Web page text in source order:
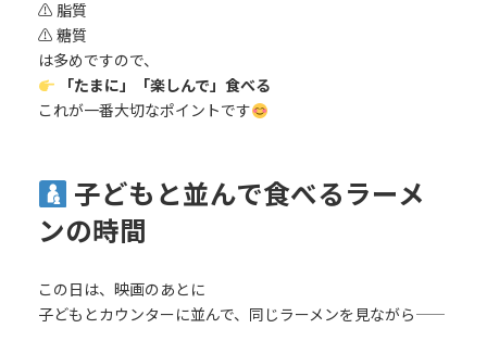
⚠ 脂質
⚠ 糖質
は多めですので、
「たまに」「楽しんで」食べる
これが一番大切なポイントです
子どもと並んで食べるラーメ
ンの時間
この日は、映画のあとに
子どもとカウンターに並んで、同じラーメンを見ながら――